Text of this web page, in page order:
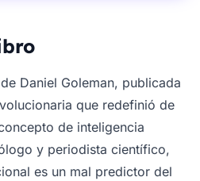
de Daniel Goleman, publicada
que redefinió de
de inteligencia
y periodista científico,
es un mal predictor del